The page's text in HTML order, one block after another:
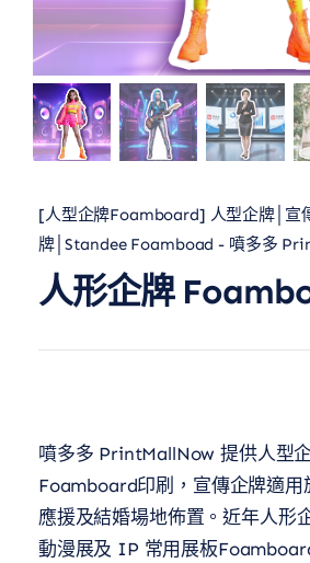
[人型企牌Foamboard] 人型企牌│宣
牌│Standee Foamboad - 噴多多
人形企牌
噴多多 PrintMallNow 提供人型
Foamboard印刷，宣傳企牌適用
應援及結婚場地佈置。近年人形
動漫展及 IP 常用展板